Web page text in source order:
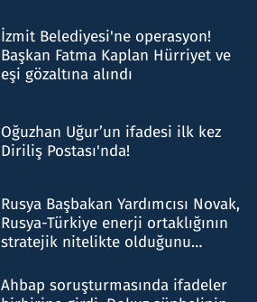
İzmit Belediyesi'ne operasyon!
Başkan Fatma Kaplan Hürriyet ve
eşi gözaltına alındı
Oğuzhan Uğur’un ifadesi ilk kez
Diriliş Postası'nda!
Rusya Başbakan Yardımcısı Novak,
Rusya-Türkiye enerji ortaklığının
stratejik nitelikte olduğunu
Ahbap soruşturmasında ifadeler